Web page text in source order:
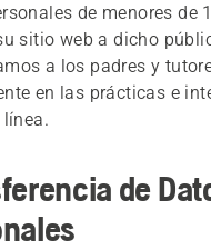
de menores de
sitio web a dicho
a los padres y
en las prácticas e
de